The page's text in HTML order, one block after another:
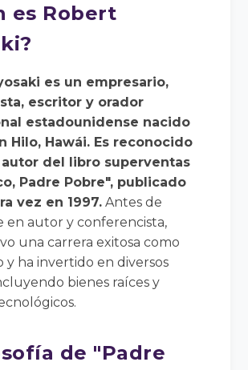
es Robert
es un empresario,
escritor y orador
estadounidense nacido
Hilo, Hawái. Es reconocido
del libro superventas
Padre Pobre", publicado
vez en 1997. Antes de
en autor y conferencista,
una carrera exitosa como
y ha invertido en diversos
bienes raíces y
de "Padre